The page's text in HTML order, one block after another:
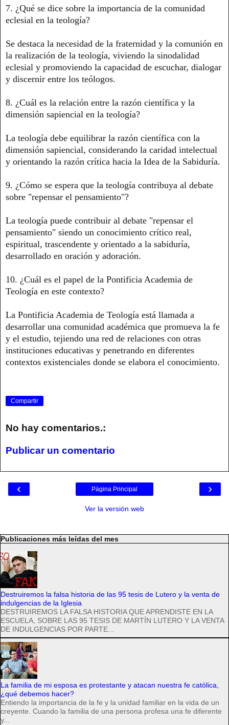
7. ¿Qué se dice sobre la importancia de la comunidad
eclesial en la teología?
Se destaca la necesidad de la fraternidad y la comunión en
la realización de la teología, viviendo la sinodalidad
eclesial y promoviendo la capacidad de escuchar, dialogar
y discernir entre los teólogos.
8. ¿Cuál es la relación entre la razón científica y la
dimensión sapiencial en la teología?
La teología debe equilibrar la razón científica con la
dimensión sapiencial, considerando la caridad intelectual
y orientando la razón crítica hacia la Idea de la Sabiduría.
9. ¿Cómo se espera que la teología contribuya al debate
sobre "repensar el pensamiento"?
La teología puede contribuir al debate "repensar el
pensamiento" siendo un conocimiento crítico real,
espiritual, trascendente y orientado a la sabiduría,
desarrollado en oración y adoración.
10. ¿Cuál es el papel de la Pontificia Academia de
Teología en este contexto?
La Pontificia Academia de Teología está llamada a
desarrollar una comunidad académica que promueva la fe
y el estudio, tejiendo una red de relaciones con otras
instituciones educativas y penetrando en diferentes
contextos existenciales donde se elabora el conocimiento.
Compartir
No hay comentarios.:
Publicar un comentario
‹ ›
Página Principal
Ver la versión web
Publicaciones más leídas del mes
Destruiremos la falsa historia de las 95 tesis de Lutero y la venta de
indulgencias de la Iglesia
DESTRUIREMOS LA FALSA HISTORIA QUE APRENDISTE EN LA
ESCUELA, SOBRE LAS 95 TESIS DE MARTÍN LUTERO Y LA VENTA
DE INDULGENCIAS POR PARTE...
La familia de mi esposa es protestante y atacan nuestra fe católica,
¿qué debemos hacer?
Entiendo la importancia de la fe y la unidad familiar en la vida de un
creyente. Cuando la familia de una persona profesa una fe diferente
y...